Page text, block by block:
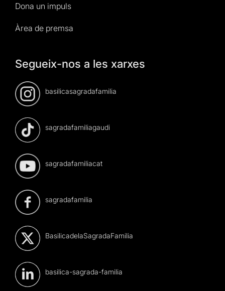
Dona un impuls
Àrea de premsa
Segueix-nos a les xarxes
basilicasagradafamilia
sagradafamiliagaudi
sagradafamiliacat
sagradafamilia
BasilicadelaSagradaFamilia
basilica-sagrada-familia